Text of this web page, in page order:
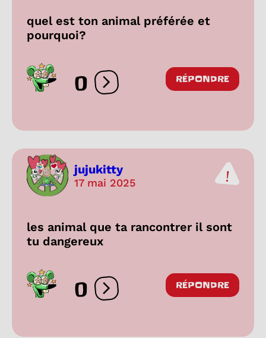
quel est ton animal préférée et
pourquoi?
0 Ouvrir les réactions
RÉPONDRE
jujukitty
17 mai 2025
les animal que ta rancontrer il sont
tu dangereux
0 Ouvrir les réactions
RÉPONDRE